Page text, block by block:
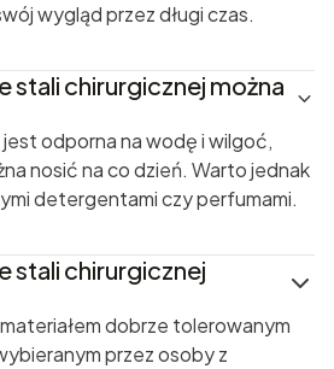
wygląd przez długi czas.
stali chirurgicznej można
odporna na wodę i wilgoć,
nosić na co dzień. Warto jednak
detergentami czy perfumami.
stali chirurgicznej
dobrze tolerowanym
przez osoby z